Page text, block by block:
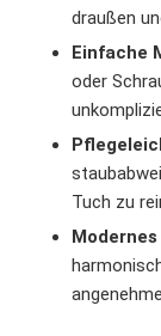
draußen
Einfache
oder
Tuch zu
Modernes